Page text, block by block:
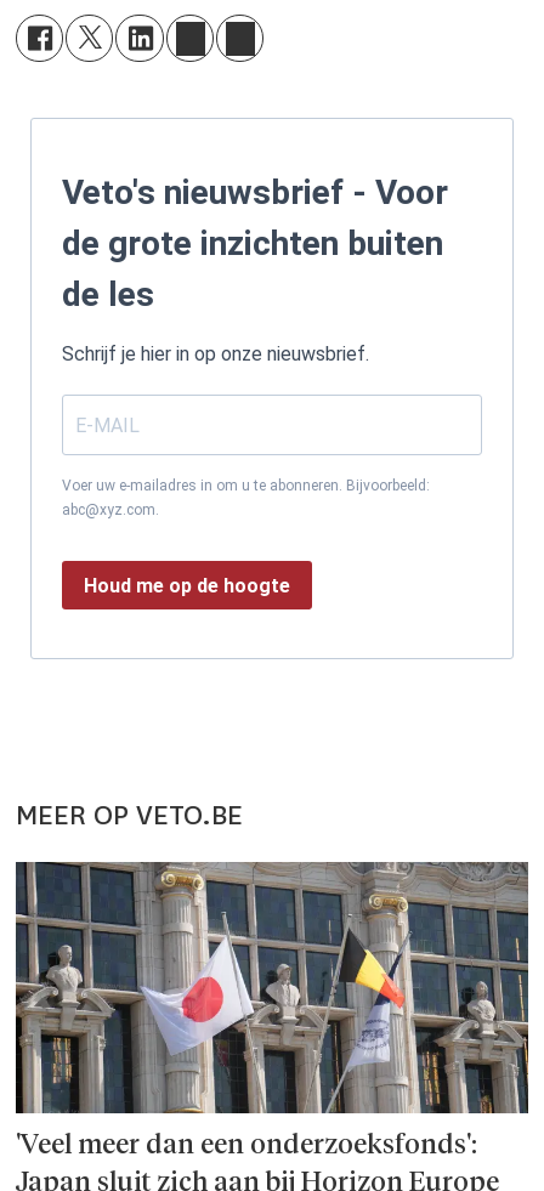
Veto's nieuwsbrief - Voor
de grote inzichten buiten
de les
Schrijf je hier in op onze nieuwsbrief.
Voer uw e-mailadres in om u te abonneren. Bijvoorbeeld:
abc@xyz.com.
Houd me op de hoogte
MEER OP VETO.BE
'Veel meer dan een onderzoeks­fonds':
Japan sluit zich aan bij Horizon Europe